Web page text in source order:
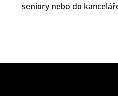
seniory nebo do